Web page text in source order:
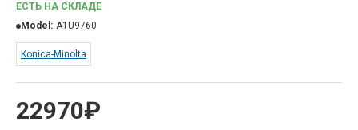
22970₽
ЕСТЬ НА СКЛАДЕ
Model: A1U9760
Konica-Minolta